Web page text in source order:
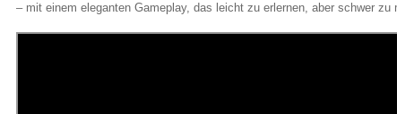
– mit einem eleganten Gameplay, das leicht zu erlernen, aber schwer zu